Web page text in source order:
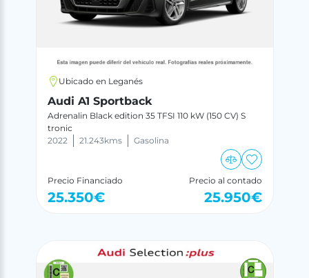
Ubicado en Leganés
Audi A1 Sportback
Adrenalin Black edition 35 TFSI 110 kW (150 CV) S
tronic
2022
21.243kms Gasolina
Precio Financiado
25.350€
Precio al contado
25.950€